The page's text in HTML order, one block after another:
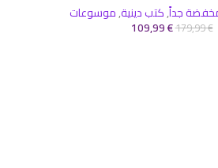
جداً,كتب دينية,موسوعات
179,99€
109,99€